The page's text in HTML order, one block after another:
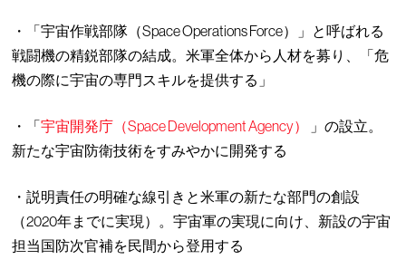
・「宇宙作戦部隊（Space Operations Force）」と呼ばれる
戦闘機の精鋭部隊の結成。米軍全体から人材を募り、「危
機の際に宇宙の専門スキルを提供する」
・「宇宙開発庁（Space Development Agency）
」の設立。
新たな宇宙防衛技術をすみやかに開発する
・説明責任の明確な線引きと米軍の新たな部門の創設
（2020年までに実現）。宇宙軍の実現に向け、新設の宇宙
担当国防次官補を民間から登用する